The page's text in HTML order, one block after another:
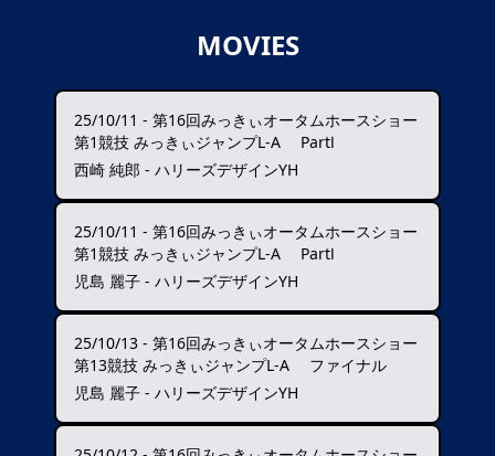
MOVIES
25/10/11 - 第16回みっきぃオータムホースショー
第1競技 みっきぃジャンプL-A PartⅠ
西崎 純郎 - ハリーズデザインYH
25/10/11 - 第16回みっきぃオータムホースショー
第1競技 みっきぃジャンプL-A PartⅠ
児島 麗子 - ハリーズデザインYH
25/10/13 - 第16回みっきぃオータムホースショー
第13競技 みっきぃジャンプL-A ファイナル
児島 麗子 - ハリーズデザインYH